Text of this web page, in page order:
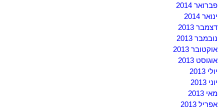
פברואר 2014
ינואר 2014
דצמבר 2013
נובמבר 2013
אוקטובר 2013
אוגוסט 2013
יולי 2013
יוני 2013
מאי 2013
אפריל 2013